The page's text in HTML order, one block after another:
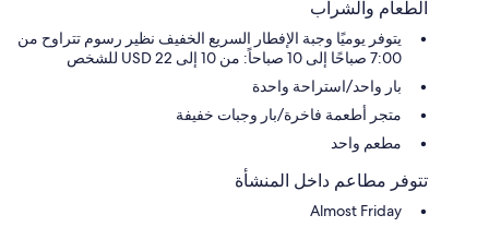
الطعام والشراب
يتوفر يوميًا وجبة الإفطار السريع الخفيف نظير رسوم تتراوح من
7:00 صباحًا إلى 10 صباحاً: من 10 إلى 22 USD للشخص
بار واحد/استراحة واحدة
متجر أطعمة فاخرة/بار وجبات خفيفة
مطعم واحد
تتوفر مطاعم داخل المنشأة
Almost Friday